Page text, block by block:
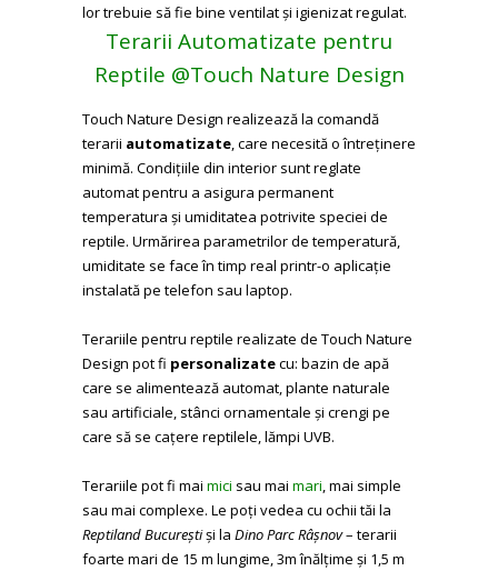
lor trebuie să fie bine ventilat și igienizat regulat.
Terarii Automatizate pentru
Reptile @Touch Nature Design
Touch Nature Design realizează la comandă
terarii automatizate, care necesită o întreținere
minimă. Condițiile din interior sunt reglate
automat pentru a asigura permanent
temperatura și umiditatea potrivite speciei de
reptile. Urmărirea parametrilor de temperatură,
umiditate se face în timp real printr-o aplicație
instalată pe telefon sau laptop.
Terariile pentru reptile realizate de Touch Nature
Design pot fi personalizatecu: bazin de apă
care se alimentează automat, plante naturale
sau artificiale, stânci ornamentale și crengi pe
care să se cațere reptilele, lămpi UVB.
Terariile pot fi mai mici sau mai mari, mai simple
sau mai complexe. Le poți vedea cu ochii tăi la
Reptiland Bucureștiși la Dino Parc Râșnov– terarii
foarte mari de 15 m lungime, 3m înălțime și 1,5 m